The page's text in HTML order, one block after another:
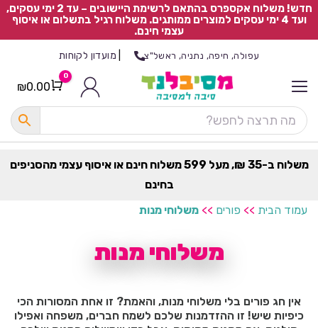
חדש! משלוח אקספרס בהתאם לרשימת היישובים – עד 2 ימי עסקים,
ועד 4 ימי עסקים למוצרים ממותגים. משלוח רגיל בתשלום או איסוף
עצמי חינם.
עפולה, חיפה, נתניה, ראשל"צ מועדון לקוחות
Cart
0
₪0.00
משלוח ב-35 ₪, מעל 599 משלוח חינם או איסוף עצמי מהסניפים
בחינם
עמוד הבית >> פורים >> משלוחי מנות
משלוחי מנות
אין חג פורים בלי משלוחי מנות, והאמת? זו אחת המסורות הכי
כיפיות שיש! זו ההזדמנות שלכם לשמח חברים, משפחה ואפילו